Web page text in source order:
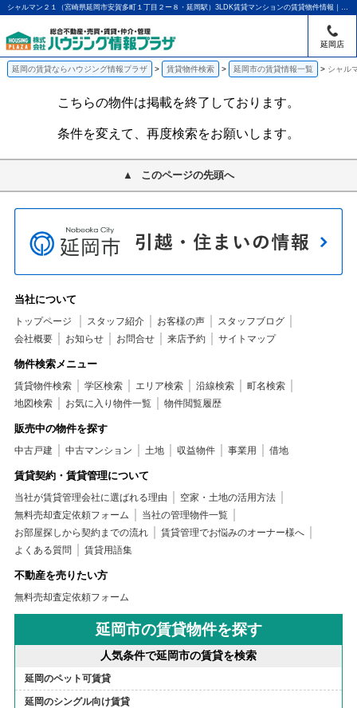
シャルマン２１（宮崎県延岡市安賀多町１丁目２ー８・延岡駅）3LDK賃貸マンションの賃貸物件情報｜アパマンショップ延岡店｜ハウジング情報プラザ
延岡店
延岡の賃貸ならハウジング情報プラザ 賃貸物件検索 延岡市の賃貸情報一覧 シャル
こちらの物件は掲載を終了しております。
条件を変えて、再度検索をお願いします。
このページの先頭へ
当社について
トップページ スタッフ紹介 お客様の声
スタッフブログ
会社概要
お知らせ お問合せ 来店予約 サイトマップ
物件検索メニュー
賃貸物件検索 学区検索 エリア検索 沿線検索
町名検索
地図検索
お気に入り物件一覧 物件閲覧履歴
販売中の物件を探す
中古戸建 中古マンション 土地 収益物件 事業用 借地
賃貸契約・賃貸管理について
当社が賃貸管理会社に選ばれる理由
空家・土地の活用方法
無料売却査定依頼フォーム
当社の管理物件一覧
お部屋探しから契約までの流れ
賃貸管理でお悩みのオーナー様へ
よくある質問
賃貸用語集
不動産を売りたい方
無料売却査定依頼フォーム
延岡市の賃貸物件を探す
人気条件で延岡市の賃貸を検索
延岡のペット可賃貸
延岡のシングル向け賃貸